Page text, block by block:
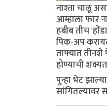
नाश्ता चालू
आम्हाला फार
हबीब तीच
पिक-अप
ताफ्यात तीनशे
होण्याची
पुन्हा भेट
सांगितल्यावर